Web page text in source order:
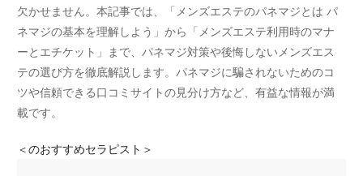
欠かせません。本記事では、「メンズエステのパネマジとは パ
ネマジの基本を理解しよう」から「メンズエステ利用時のマナ
ーとエチケット」まで、パネマジ対策や後悔しないメンズエス
テの選び方を徹底解説します。パネマジに騙されないためのコ
ツや信頼できる口コミサイトの見分け方など、有益な情報が満
載です。
＜のおすすめセラピスト＞